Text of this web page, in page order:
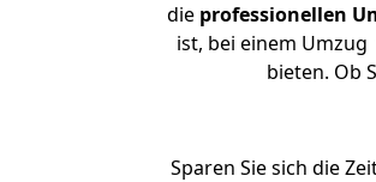
die professionellen
ist, bei einem
bieten. Ob
Sparen Sie sich die